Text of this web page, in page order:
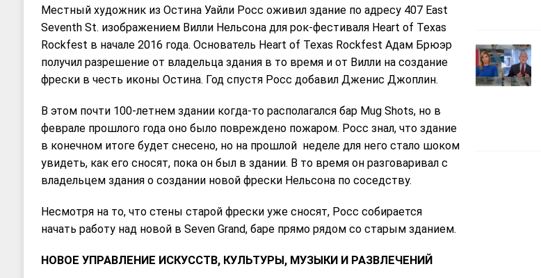
Местный художник из Остина Уайли Росс оживил здание по адресу 407 East
Seventh St. изображением Вилли Нельсона для рок-фестиваля Heart of Texas
Rockfest в начале 2016 года. Основатель Heart of Texas Rockfest Адам Брюэр
получил разрешение от владельца здания в то время и от Вилли на создание
фрески в честь иконы Остина. Год спустя Росс добавил Дженис Джоплин.
В этом почти 100-летнем здании когда-то располагался бар Mug Shots, но в
феврале прошлого года оно было повреждено пожаром. Росс знал, что здание
в конечном итоге будет снесено, но на прошлой неделе для него стало шоком
увидеть, как его сносят, пока он был в здании. В то время он разговаривал с
владельцем здания о создании новой фрески Нельсона по соседству.
Несмотря на то, что стены старой фрески уже сносят, Росс собирается
начать работу над новой в Seven Grand, баре прямо рядом со старым зданием.
НОВОЕ УПРАВЛЕНИЕ ИСКУССТВ, КУЛЬТУРЫ, МУЗЫКИ И РАЗВЛЕЧЕНИЙ